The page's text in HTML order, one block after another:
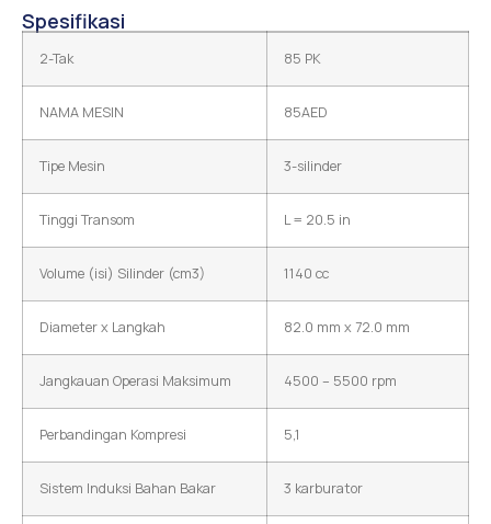
Spesifikasi
2-Tak 85 PK
NAMA MESIN 85AED
Tipe Mesin 3-silinder
Tinggi Transom L = 20.5 in
Volume (isi) Silinder (cm3) 1140 cc
Diameter x Langkah 82.0 mm x 72.0 mm
Jangkauan Operasi Maksimum 4500 – 5500 rpm
Perbandingan Kompresi 5,1
Sistem Induksi Bahan Bakar 3 karburator